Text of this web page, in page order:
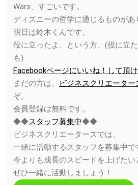
Wars、すごいです。
ディズニーの哲学に通じるものがあ
明日は鈴木くんです。
役に立ったよ、という方、(役に立
も)
Facebookページにいいね！して頂け
まだの方は、
ビジネスクリエータ
ぞ。
会員登録は無料です。
◆◆スタッフ募集中◆◆
ビジネスクリエーターズでは、
一緒に活動するスタッフを募集中で
今よりも成長のスピードを上げたい
ぜひ一緒に活動しましょう！